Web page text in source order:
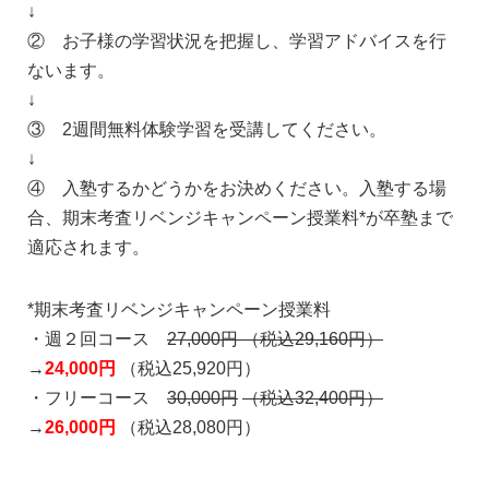
↓
② お子様の学習状況を把握し、学習アドバイスを行
ないます。
↓
③ 2週間無料体験学習を受講してください。
↓
④ 入塾するかどうかをお決めください。入塾する場
合、期末考査リベンジキャンペーン授業料*が卒塾まで
適応されます。
*期末考査リベンジキャンペーン授業料
・週２回コース 27,000円（税込29,160円）
→24,000円
（税込25,920円）
・フリーコース 30,000円 （税込32,400円）
→26,000円 （税込28,080円）